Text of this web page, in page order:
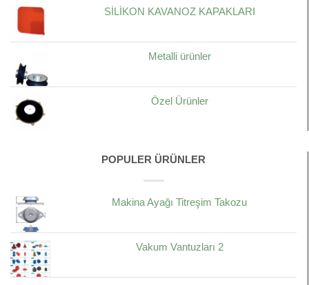
SİLİKON KAVANOZ KAPAKLARI
Metalli ürünler
Özel Ürünler
POPULER ÜRÜNLER
Makina Ayağı Titreşim Takozu
Vakum Vantuzları 2